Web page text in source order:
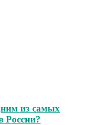
из самых
России?